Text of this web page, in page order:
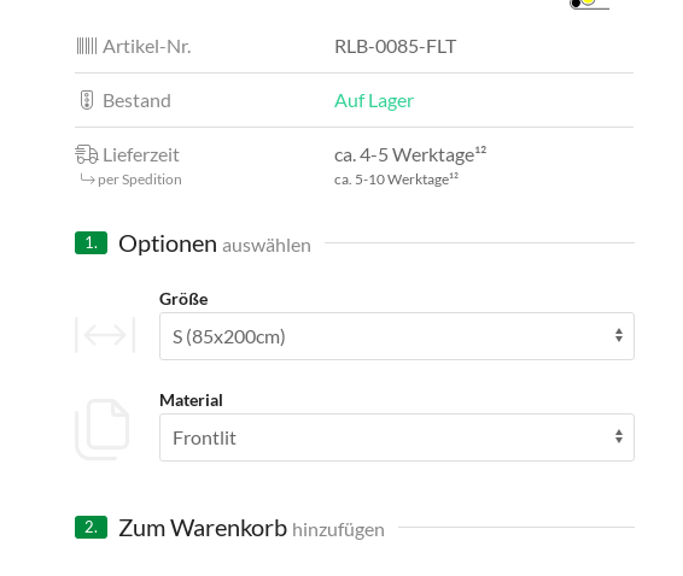
Artikel-Nr. RLB-0085-FLT
Bestand Auf Lager
Lieferzeit
per Spedition
ca. 4-5 Werktage¹²
ca. 5-10 Werktage¹²
1. Optionenauswählen
Größe
Material
2. Zum Warenkorb hinzufügen